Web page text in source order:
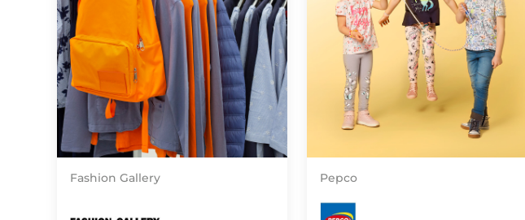
Fashion Gallery Pepco